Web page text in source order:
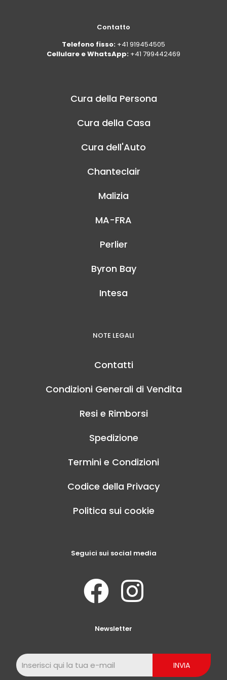
Contatto
Telefono fisso: +41 919454505
Cellulare e WhatsApp: +41 799442469
Cura della Persona
Cura della Casa
Cura dell'Auto
Chanteclair
Malizia
MA-FRA
Perlier
Byron Bay
Intesa
NOTE LEGALI
Contatti
Condizioni Generali di Vendita
Resi e Rimborsi
Spedizione
Termini e Condizioni
Codice della Privacy
Politica sui cookie
Seguici sui social media
Newsletter